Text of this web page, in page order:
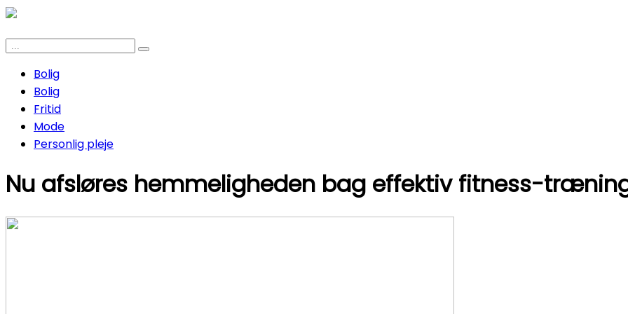
Bolig
Bolig
Fritid
Mode
Personlig pleje
Nu afsløres hemmeligheden bag effektiv fitness-